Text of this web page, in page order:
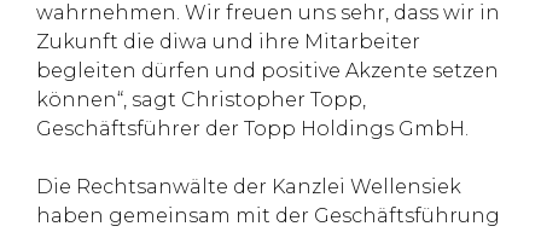
wahrnehmen. Wir freuen uns sehr, dass wir in
Zukunft die diwa und ihre Mitarbeiter
begleiten dürfen und positive Akzente setzen
können“, sagt Christopher Topp,
Geschäftsführer der Topp Holdings GmbH.
Die Rechtsanwälte der Kanzlei Wellensiek
haben gemeinsam mit der Geschäftsführung